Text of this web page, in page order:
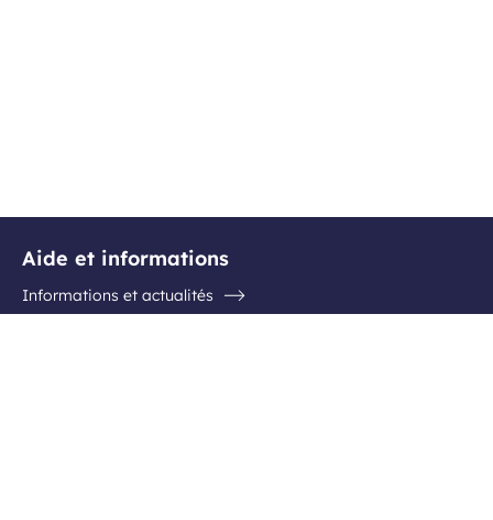
Aide et informations
Informations et actualités